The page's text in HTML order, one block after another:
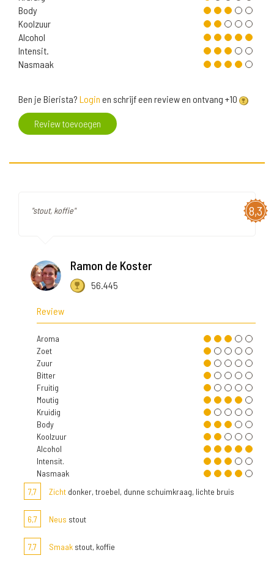
Body
Koolzuur
Alcohol
Intensit.
Nasmaak
Ben je Bierista? Login en schrijf een review en ontvang +10
Review toevoegen
8,3
"stout, koffie"
Ramon de Koster
56.445
Review
Aroma
Zoet
Zuur
Bitter
Fruitig
Moutig
Kruidig
Body
Koolzuur
Alcohol
Intensit.
Nasmaak
7,7
Zicht donker, troebel, dunne schuimkraag, lichte bruis
6,7 Neus stout
7,7 Smaak stout, koffie